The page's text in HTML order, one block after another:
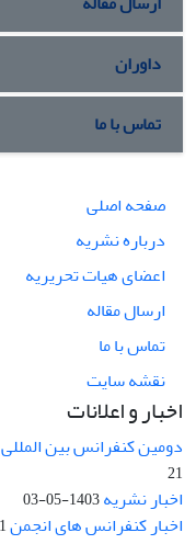
داوران
تماس با ما
صفحه اصلی
درباره نشریه
اعضای هیات تحریریه
ارسال مقاله
تماس با ما
نقشه سایت
اخبار و اعلانات
دومین کنفرانس بین
21
اخبار نشریه1403-05-03
اخبار کنفرانس های انجمن